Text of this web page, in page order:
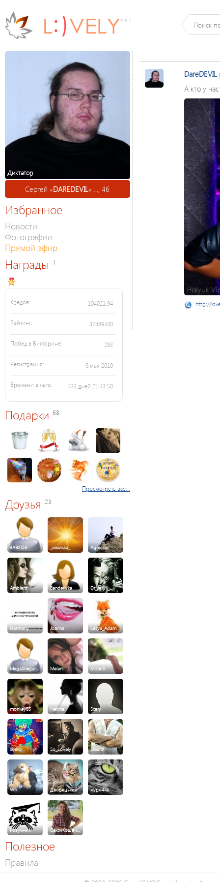
Диктатор
Сергей «DAREDEVIL» ..., 46
Избранное
Новости
Фотографии
Прямой эфир
Награды 1
Кредов: 104021.94
Рейтинг: 37489430
Побед в Викторине: 293
Регистрация: 6 мая 2010
Времени в чате: 433 дней 21:43:50
Подарки 68
Просмотреть все...
Друзья 23
3ABXO3 _июлька_ Agressor
Ambient Banderivka Dr_Jekyll_…
Harmony Joanna Lesya_Adam…
MegaShepar… Melani MisterX
monkey55 Neitina Scary
smirol So_Lovely Stealth
Wik Дворецький муро4ка
Розумник СексиКошеч…
Полезное
Правила
DareDEVIL
А кто у нас
http://